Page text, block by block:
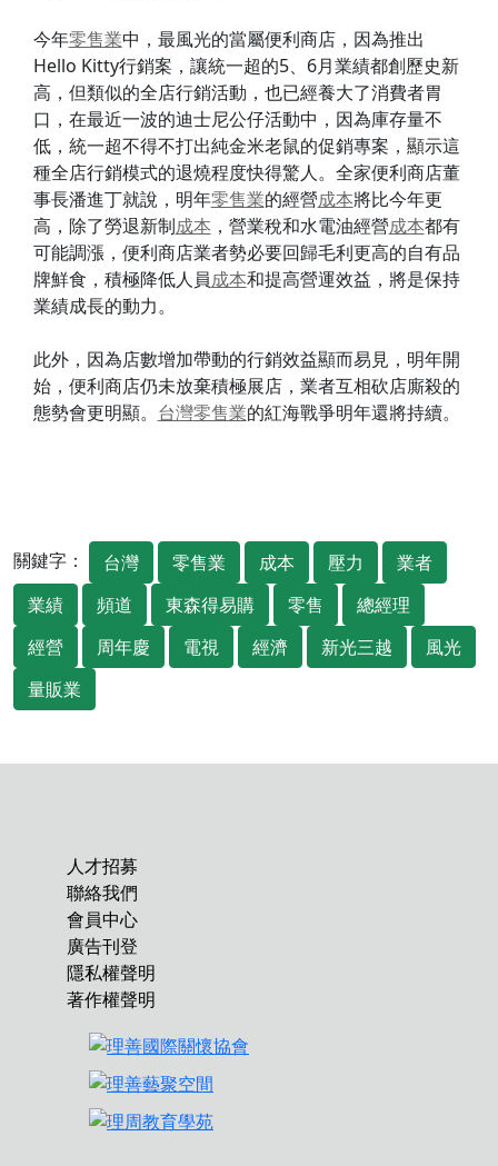
今年零售業中，最風光的當屬便利商店，因為推出
Hello Kitty行銷案，讓統一超的5、6月業績都創歷史新
高，但類似的全店行銷活動，也已經養大了消費者胃
口，在最近一波的迪士尼公仔活動中，因為庫存量不
低，統一超不得不打出純金米老鼠的促銷專案，顯示這
種全店行銷模式的退燒程度快得驚人。全家便利商店董
事長潘進丁就說，明年零售業的經營成本將比今年更
高，除了勞退新制成本 ，營業稅和水電油經營成本都有
可能調漲，便利商店業者勢必要回歸毛利更高的自有品
牌鮮食，積極降低人員成本和提高營運效益，將是保持
業績成長的動力。
此外，因為店數增加帶動的行銷效益顯而易見，明年開
始，便利商店仍未放棄積極展店，業者互相砍店廝殺的
態勢會更明顯。 台灣零售業的紅海戰爭明年還將持續。
關鍵字： 台灣 零售業 成本 壓力
業者
業績
頻道 東森得易購 零售
總經理
經營
周年慶 電視 經濟 新光三越
風光
量販業
人才招募
聯絡我們
會員中心
廣告刊登
隱私權聲明
著作權聲明